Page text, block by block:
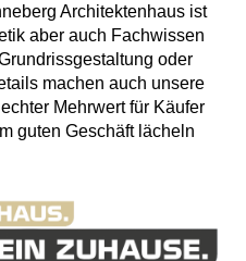
Architektenhaus ist
aber auch Fachwissen
oder
machen auch unsere
Mehrwert für Käufer
guten Geschäft lächeln